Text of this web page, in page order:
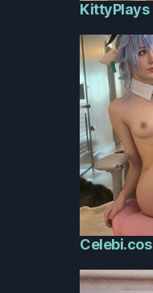
KittyPlays
Celebi.cos